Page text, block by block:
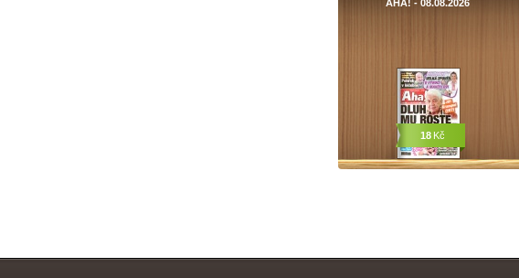
AHA! - 08.08.2026
18 Kč